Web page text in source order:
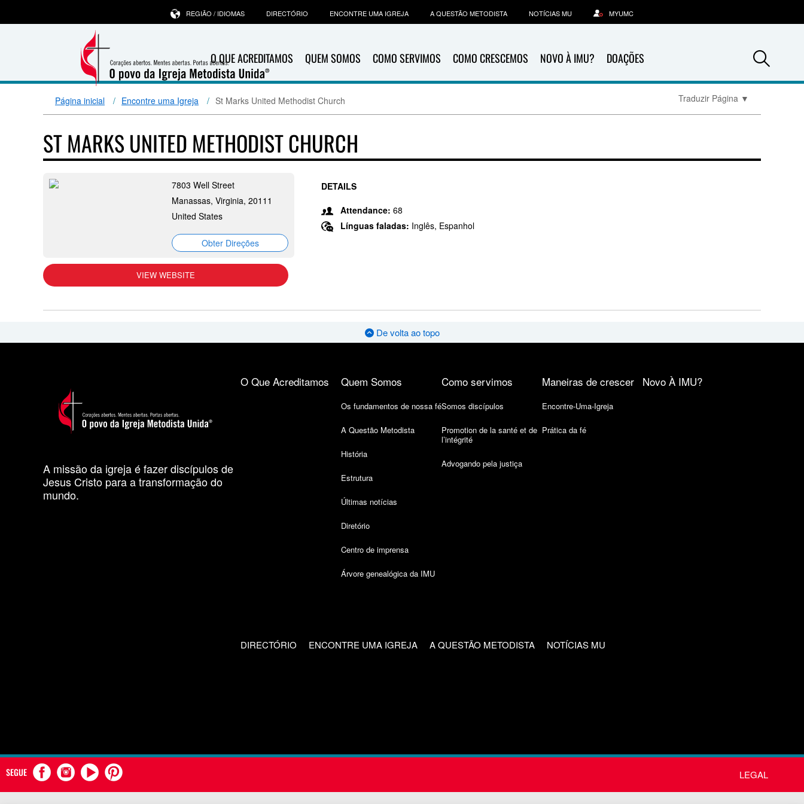
O QUE ACREDITAMOS QUEM SOMOS COMO SERVIMOS COMO CRESCEMOS NOVO À IMU? DOAÇÕES
REGIÃO / IDIOMAS DIRECTÓRIO ENCONTRE UMA IGREJA A QUESTÃO METODISTA NOTÍCIAS MU MYUMC
Página inicial Encontre uma Igreja St Marks United Methodist Church Traduzir Página ▼
ST MARKS UNITED METHODIST CHURCH
7803 Well Street
Manassas, Virginia, 20111
United States
Obter Direções
VIEW WEBSITE
DETAILS
Attendance: 68
Línguas faladas: Inglês, Espanhol
De volta ao topo
A missão da igreja é fazer discípulos de
Jesus Cristo para a transformação do
mundo.
O Que Acreditamos Quem Somos
Os fundamentos de nossa fé
A Questão Metodista
História
Estrutura
Últimas notícias
Diretório
Centro de imprensa
Árvore genealógica da IMU
Como servimos
Somos discípulos
Promotion de la santé et de
l’intégrité
Advogando pela justiça
Maneiras de crescer
Encontre-Uma-Igreja
Prática da fé
Novo À IMU?
DIRECTÓRIO ENCONTRE UMA IGREJA A QUESTÃO METODISTA NOTÍCIAS MU
SEGUE LEGAL